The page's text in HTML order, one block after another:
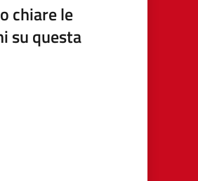
chiare le
su questa